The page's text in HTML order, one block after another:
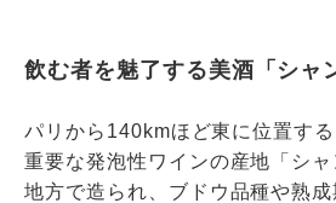
飲む者を魅了する美酒「シャ
パリから140kmほど東に位置す
重要な発泡性ワインの産地「シ
地方で造られ、ブドウ品種や熟